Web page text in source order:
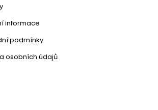
informace
podmínky
osobních údajů